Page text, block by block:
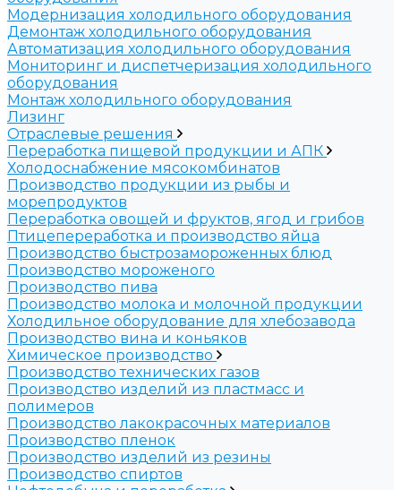
Модернизация холодильного оборудования
Демонтаж холодильного оборудования
Автоматизация холодильного оборудования
Мониторинг и диспетчеризация холодильного
оборудования
Монтаж холодильного оборудования
Лизинг
Отраслевые решения
Переработка пищевой продукции и АПК
Холодоснабжение мясокомбинатов
Производство продукции из рыбы и
морепродуктов
Переработка овощей и фруктов, ягод и грибов
Птицепереработка и производство яйца
Производство быстрозамороженных блюд
Производство мороженого
Производство пива
Производство молока и молочной продукции
Холодильное оборудование для хлебозавода
Производство вина и коньяков
Химическое производство
Производство технических газов
Производство изделий из пластмасс и
полимеров
Производство лакокрасочных материалов
Производство пленок
Производство изделий из резины
Производство спиртов